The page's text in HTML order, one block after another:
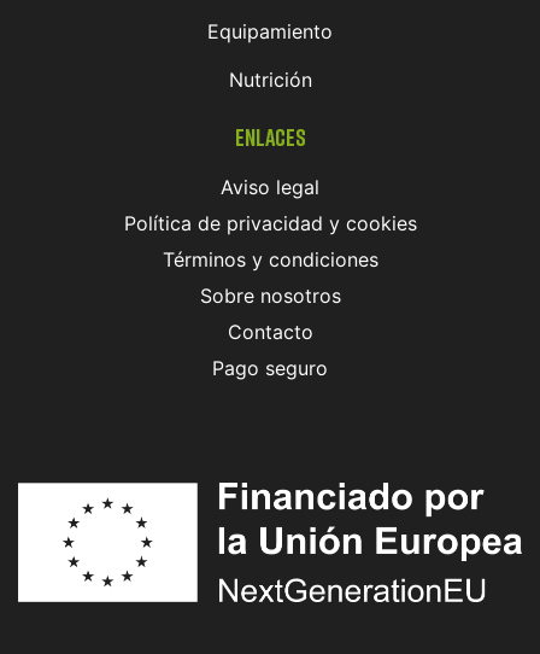
Equipamiento
Nutrición
Enlaces
Aviso legal
Política de privacidad y cookies
Términos y condiciones
Sobre nosotros
Contacto
Pago seguro